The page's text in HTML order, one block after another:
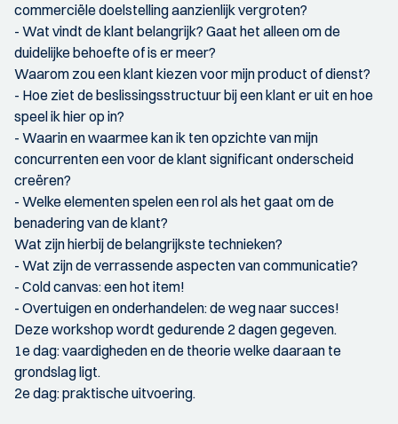
commerciële doelstelling aanzienlijk vergroten?
- Wat vindt de klant belangrijk? Gaat het alleen om de
duidelijke behoefte of is er meer?
Waarom zou een klant kiezen voor mijn product of dienst?
- Hoe ziet de beslissingsstructuur bij een klant er uit en hoe
speel ik hier op in?
- Waarin en waarmee kan ik ten opzichte van mijn
concurrenten een voor de klant significant onderscheid
creëren?
- Welke elementen spelen een rol als het gaat om de
benadering van de klant?
Wat zijn hierbij de belangrijkste technieken?
- Wat zijn de verrassende aspecten van communicatie?
- Cold canvas: een hot item!
- Overtuigen en onderhandelen: de weg naar succes!
Deze workshop wordt gedurende 2 dagen gegeven.
1e dag: vaardigheden en de theorie welke daaraan te
grondslag ligt.
2e dag: praktische uitvoering.